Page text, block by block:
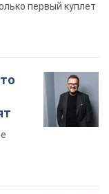
первый куплет